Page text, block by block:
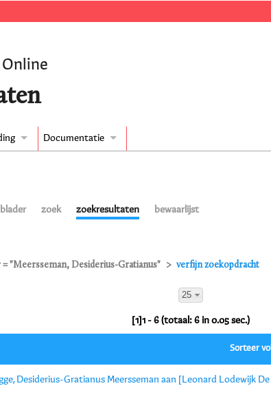
Documentatie
blader zoek zoekresultaten bewaarlijst
"Meersseman, Desiderius-Gratianus" verfijn zoekopdracht
25
[1]1 - 6 (totaal: 6 in 0.05 sec.)
Sorteer
Desiderius-Gratianus Meersseman aan [Leonard Lodewijk De